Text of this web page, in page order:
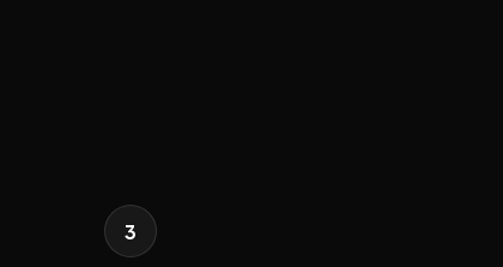
3